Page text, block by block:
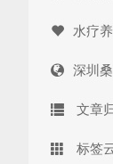
水疗
深圳
文章
标签